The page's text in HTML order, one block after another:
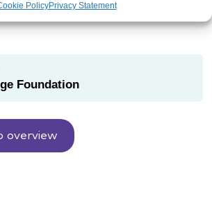
PolicyPrivacy Statement
Foundation
overview